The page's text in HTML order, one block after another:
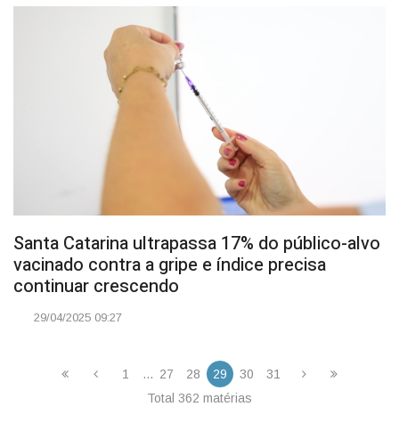
Santa Catarina ultrapassa 17% do público-alvo
vacinado contra a gripe e índice precisa
continuar crescendo
29/04/2025 09:27
1 ... 27 28 29 30
31
Total 362 matérias